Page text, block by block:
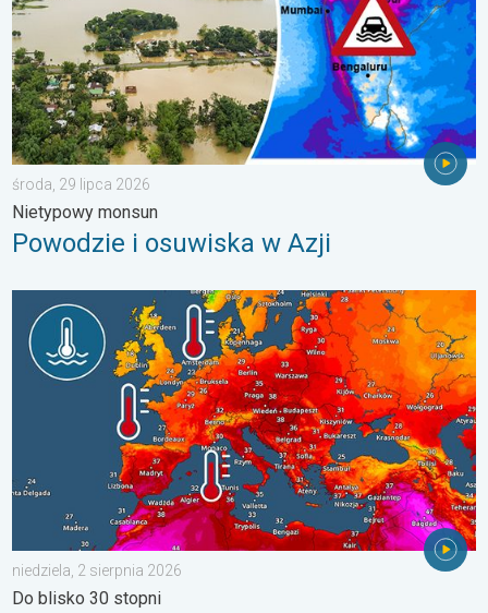
środa, 29 lipca 2026
Nietypowy monsun
Powodzie i osuwiska w Azji
Europejskie morza są nadzwyczaj ciepłe. Do blisko 30
niedziela, 2 sierpnia 2026
Do blisko 30 stopni